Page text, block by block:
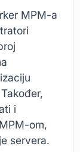
MPM-a
i
om,
servera.